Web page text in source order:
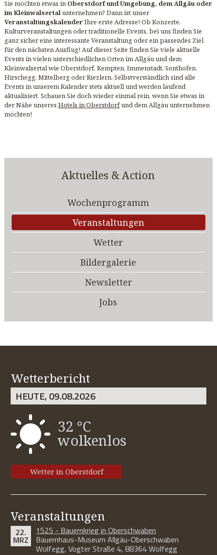
Sie möchten etwas in Oberstdorf und Umgebung, dem Allgäu oder
im Kleinwalsertalunternehmen? Dann ist unser
VeranstaltungskalenderIhre erste Adresse! Ob Konzerte,
Kulturveranstaltungen oder traditionelle Events, bei uns finden Sie
ganz sicher eine interessante Veranstaltung oder ein passendes Ziel
für den nächsten Ausflug! Auf dieser Seite finden Sie viele aktuelle
Events in vielen unterschiedlichen Orten im Allgäu und dem
Kleinwalsertal wie Oberstdorf, Kempten, Immenstadt, Sonthofen,
Hirschegg, Mittelberg oder Riezlern. Selbstverständlich sind alle
Events in unserem Kalender stets aktuell und werden laufend
aktualisiert. Schauen Sie doch wieder einmal rein, wenn Sie etwas in
der Nähe unseres Hotels in Oberstdorfund dem Allgäu unternehmen
möchten!
Aktuelles & Action
Wochenprogramm
Veranstaltungen
Wetter
Bildergalerie
Newsletter
Jobs
Wetterbericht
HEUTE, 09.08.2026
32 °C
wolkenlos
Wetter in Oberstdorf
Veranstaltungen
22.
MRZ
1525 - Bauernkrieg in Oberschwaben
Bauernhaus-Museum Allgäu-Oberschwaben
Wolfegg, Vogter Straße 4, 88364 Wolfegg